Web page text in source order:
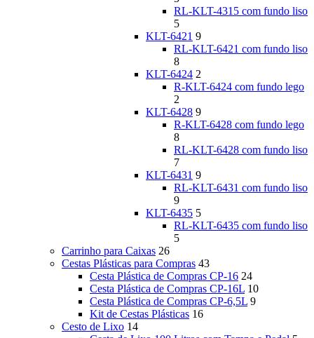
RL-KLT-4315 com fundo liso
5
KLT-6421 9
RL-KLT-6421 com fundo liso
8
KLT-6424 2
R-KLT-6424 com fundo lego
2
KLT-6428 9
R-KLT-6428 com fundo lego
8
RL-KLT-6428 com fundo liso
7
KLT-6431 9
RL-KLT-6431 com fundo liso
9
KLT-6435 5
RL-KLT-6435 com fundo liso
5
Carrinho para Caixas 26
Cestas Plásticas para Compras 43
Cesta Plástica de Compras CP-16 24
Cesta Plástica de Compras CP-16L 10
Cesta Plástica de Compras CP-6,5L 9
Kit de Cestas Plásticas 16
Cesto de Lixo 14